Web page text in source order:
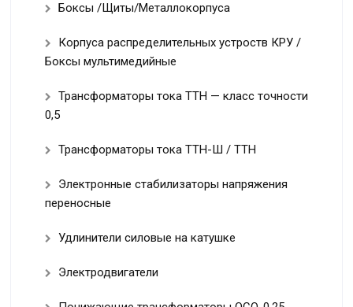
Боксы /Щиты/Металлокорпуса
Корпуса распределительных устроств КРУ /
Боксы мультимедийные
Трансформаторы тока ТТН — класс точности
0,5
Трансформаторы тока ТТН-Ш / ТТН
Электронные стабилизаторы напряжения
переносные
Удлинители силовые на катушке
Электродвигатели